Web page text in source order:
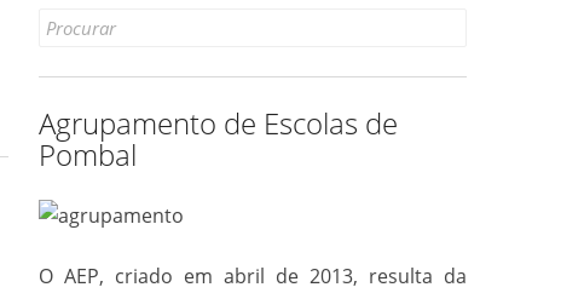
Search
Agrupamento de Escolas de
Pombal
O AEP, criado em abril de 2013, resulta da